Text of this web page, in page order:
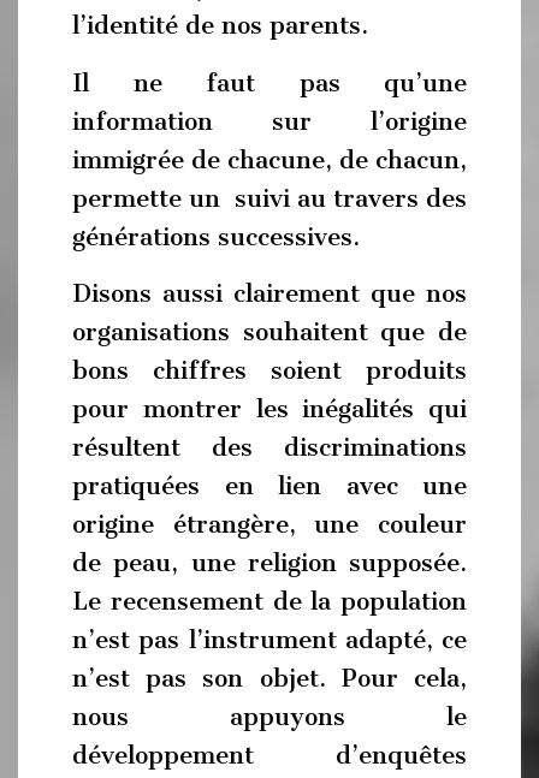
l’identité de nos parents.
Il ne faut pas qu’une
information sur l’origine
immigrée de chacune, de chacun,
permette un suivi au travers des
générations successives.
Disons aussi clairement que nos
organisations souhaitent que de
bons chiffres soient produits
pour montrer les inégalités qui
résultent des discriminations
pratiquées en lien avec une
origine étrangère, une couleur
de peau, une religion supposée.
Le recensement de la population
n’est pas l’instrument adapté, ce
n’est pas son objet. Pour cela,
nous appuyons le
développement d’enquêtes